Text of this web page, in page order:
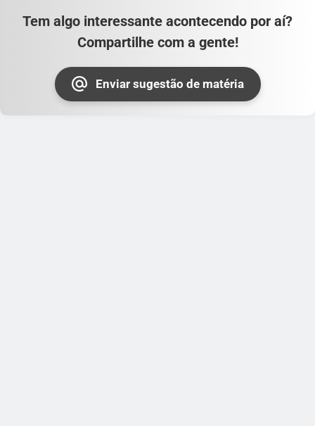
Tem algo interessante acontecendo por aí?
Compartilhe com a gente!
Enviar sugestão de matéria